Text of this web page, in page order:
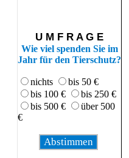
U M F R A G E
Wie viel spenden Sie im
Jahr für den Tierschutz?
nichts
bis 50 €
bis 100 €
bis 250 €
bis 500 €
über 500
€